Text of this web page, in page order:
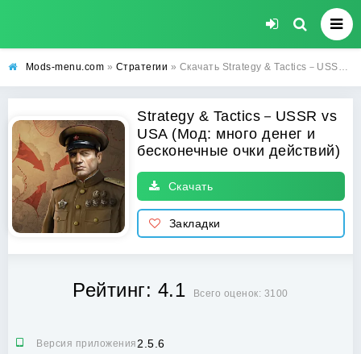
Mods-menu.com » Стратегии » Скачать Strategy & Tactics－USSR vs USA взлом на много денег и бесконечные очки действий на Андроид
Strategy & Tactics－USSR vs
USA (Мод: много денег и
бесконечные очки действий)
Скачать
Закладки
Рейтинг: 4.1 Всего оценок: 3100
Версия приложения:2.5.6